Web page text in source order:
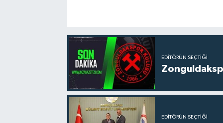
EDITÖRÜN SEÇTIĞI
EDITÖRÜN SEÇTIĞI